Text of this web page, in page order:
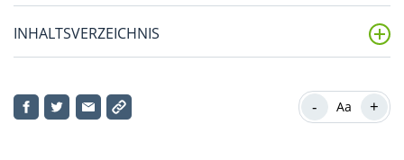
INHALTSVERZEICHNIS
Eröffnungsbilanz erstellen – Stichtag - Aa +